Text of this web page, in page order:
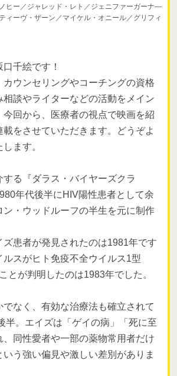
ヒー／ジャレッド・レト／ジェニファーガーナ―
ィーヴ・ザーン／マイケル・オニール／グリフィ
千絵です！
カウンセリングやコーチングの資格
相談やライターなどの活動をメイン
今回から、医療者の視点で映画を紹
をさせていただきます。どうぞよ
ます。
する『ダラス・バイヤーズクラ
年代後半にHIV陽性患者として余
ン・ウッドルーフの半生を元に制作
ズ患者が発見されたのは1981年です
ルスがヒト免疫不全ウイルス1型
とが判明したのは1983年でした。
でなく、有効な治療法も確立されて
半。エイズは「ゲイの病」「死に至
、同性愛者や一部の薬物常用者だけ
う強い偏見や激しい差別がありま